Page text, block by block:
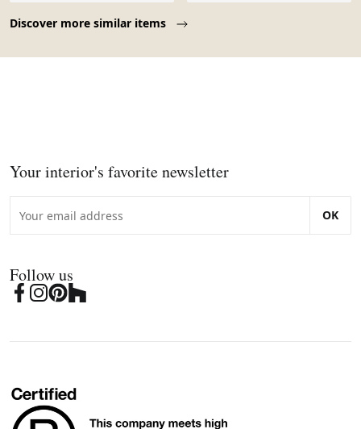
Discover more similar items
Your interior's favorite newsletter
OK
Follow us